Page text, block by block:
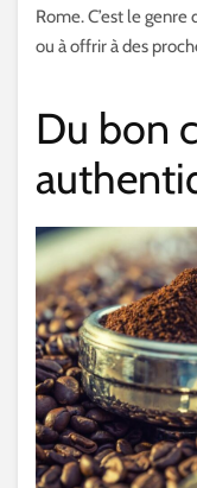
Rome. C’est le
ou à offrir à des
Du bon